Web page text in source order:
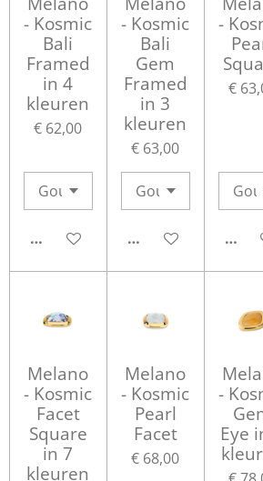
- Kosmic
Bali
Framed
in 4
kleuren
€ 62,00
IN WINKELWAGEN
- Kosmic
Bali
Gem
Framed
in 3
kleuren
€ 63,00
IN WINKELWAGEN
-
€
IN
Melano
- Kosmic
Facet
Square
in 7
kleuren
Melano
- Kosmic
Pearl
Facet
€ 68,00
-
Eye